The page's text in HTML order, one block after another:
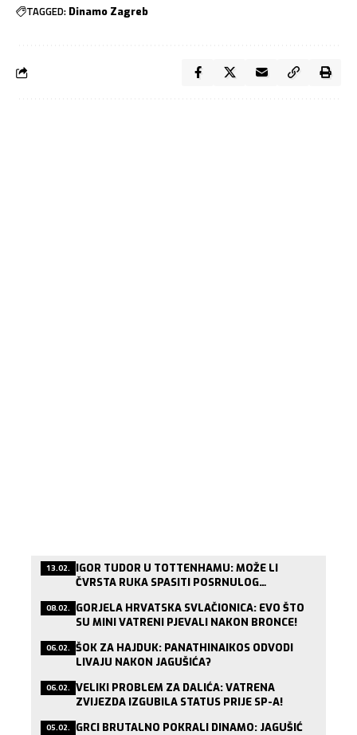
TAGGED: Dinamo Zagreb
13.02. IGOR TUDOR U TOTTENHAMU: MOŽE LI
ČVRSTA RUKA SPASITI POSRNULOG
08.02. GORJELA HRVATSKA SVLAČIONICA: EVO ŠTO
SU MINI VATRENI PJEVALI NAKON BRONCE!
06.02. ŠOK ZA HAJDUK: PANATHINAIKOS ODVODI
LIVAJU NAKON JAGUŠIĆA?
06.02. VELIKI PROBLEM ZA DALIĆA: VATRENA
ZVIJEZDA IZGUBILA STATUS PRIJE SP-A!
05.02. GRCI BRUTALNO POKRALI DINAMO: JAGUŠIĆ